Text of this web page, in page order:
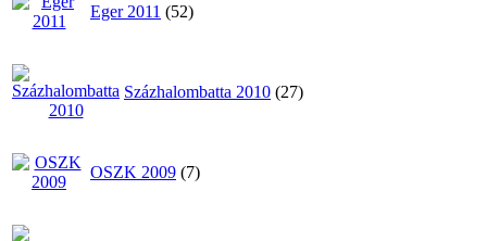
Eger 2011 (52)
Százhalombatta 2010 (27)
OSZK 2009 (7)